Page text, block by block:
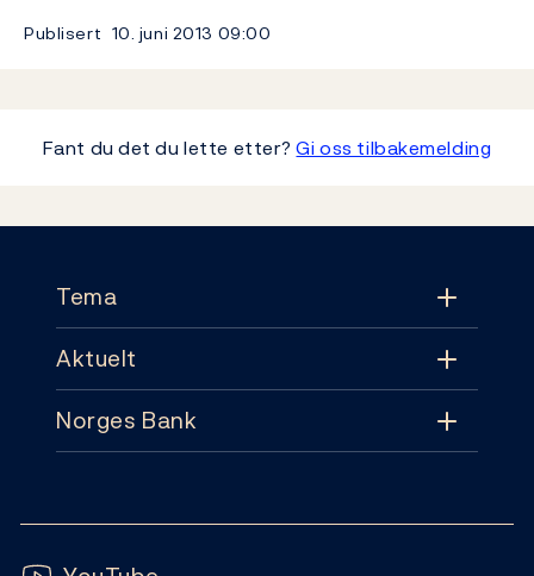
Publisert 10. juni 2013 09:00
Fant du det du lette etter?Gi oss tilbakemelding
Tema
Tema
Pengepolitikk
Aktuelt
Aktuelt
Norges Bank
Abonnement
Følg oss: